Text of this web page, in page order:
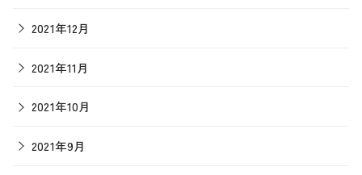
2021年12月
2021年11月
2021年10月
2021年9月